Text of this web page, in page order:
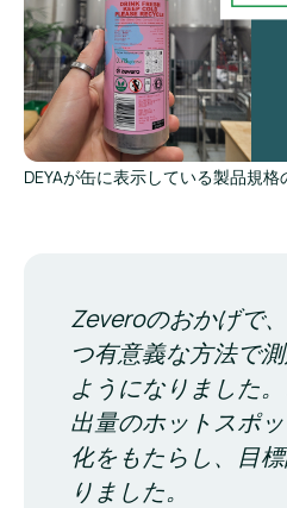
DEYAが缶に表示している製品規格
Zeveroのおかげで
つ有意義な方法で
ようになりました
出量のホットスポ
化をもたらし、目
りました。